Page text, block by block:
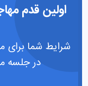
اولین قدم
شرایط شما برای
در جلسه